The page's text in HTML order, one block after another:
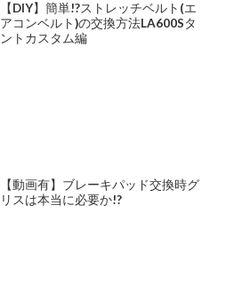
【DIY】簡単!?ストレッチベルト(エ
アコンベルト)の交換方法LA600Sタ
ントカスタム編
【動画有】ブレーキパッド交換時グ
リスは本当に必要か!?